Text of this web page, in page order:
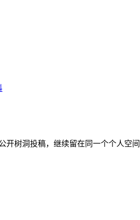
开树洞投稿，继续留在同一个个人空间